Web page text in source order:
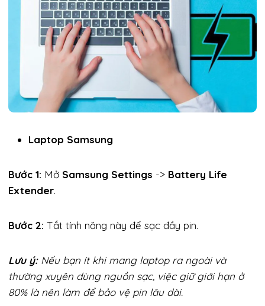
Laptop Samsung
Bước 1: Mở Samsung Settings -> Battery Life
Extender.
Bước 2: Tắt tính năng này để sạc đầy pin.
Lưu ý:Nếu bạn ít khi mang laptop ra ngoài và
thường xuyên dùng nguồn sạc, việc giữ giới hạn ở
80% là nên làm để bảo vệ pin lâu dài.